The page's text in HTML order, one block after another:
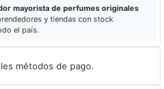
mayorista de perfumes originales
y tiendas con stock
el país.
métodos de pago.